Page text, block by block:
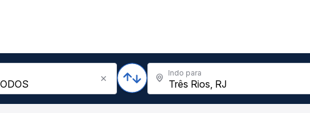
Indo para